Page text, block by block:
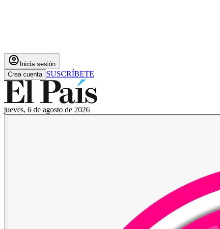
account_circle Inicia sesión
Crea cuenta SUSCRÍBETE
jueves, 6 de agosto de 2026